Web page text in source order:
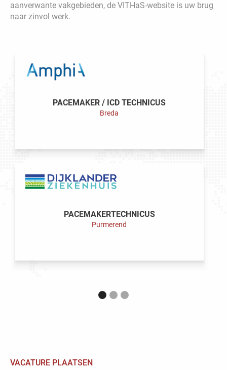
aanverwante vakgebieden, de VITHaS-website is uw brug
naar zinvol werk.
PACEMAKER / ICD TECHNICUS
Breda
PACEMAKERTECHNICUS
Purmerend
VACATURE PLAATSEN